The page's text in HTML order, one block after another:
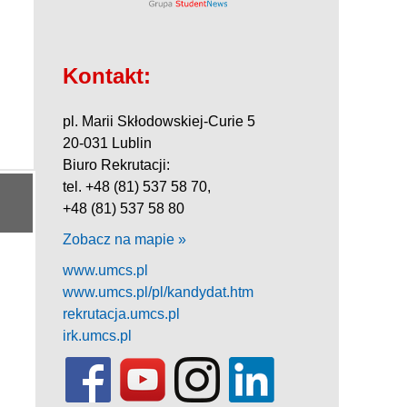
Kontakt:
pl. Marii Skłodowskiej-Curie 5
20-031 Lublin
Biuro Rekrutacji:
tel. +48 (81) 537 58 70,
+48 (81) 537 58 80
Zobacz na mapie »
www.umcs.pl
www.umcs.pl/pl/kandydat.htm
rekrutacja.umcs.pl
irk.umcs.pl